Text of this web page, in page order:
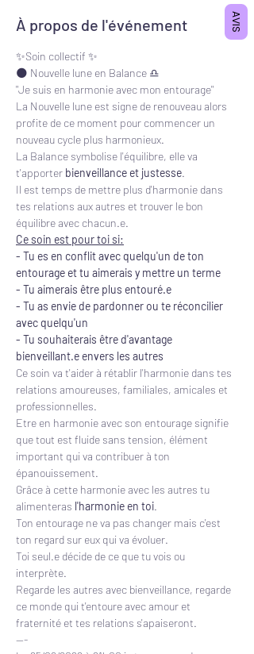
À propos de l'événement
✨Soin collectif ✨
🌑 Nouvelle lune en Balance ♎️
"Je suis en harmonie avec mon entourage"
La Nouvelle lune est signe de renouveau alors
profite de ce moment pour commencer un
nouveau cycle plus harmonieux.
La Balance symbolise l'équilibre, elle va
t'apporter bienveillance et justesse.
Il est temps de mettre plus d'harmonie dans
tes relations aux autres et trouver le bon
équilibre avec chacun.e.
Ce soin est pour toi si:
- Tu es en conflit avec quelqu'un de ton
entourage et tu aimerais y mettre un terme
- Tu aimerais être plus entouré.e
- Tu as envie de pardonner ou te réconcilier
avec quelqu'un
- Tu souhaiterais être d'avantage
bienveillant.e envers les autres
Ce soin va t'aider à rétablir l'harmonie dans tes
relations amoureuses, familiales, amicales et
professionnelles.
Etre en harmonie avec son entourage signifie
que tout est fluide sans tension, élément
important qui va contribuer à ton
épanouissement.
Grâce à cette harmonie avec les autres tu
alimenteras l'harmonie en toi.
Ton entourage ne va pas changer mais c'est
ton regard sur eux qui va évoluer.
Toi seul.e décide de ce que tu vois ou
interprète.
Regarde les autres avec bienveillance, regarde
ce monde qui t'entoure avec amour et
fraternité et tes relations s'apaiseront.
---
AVIS